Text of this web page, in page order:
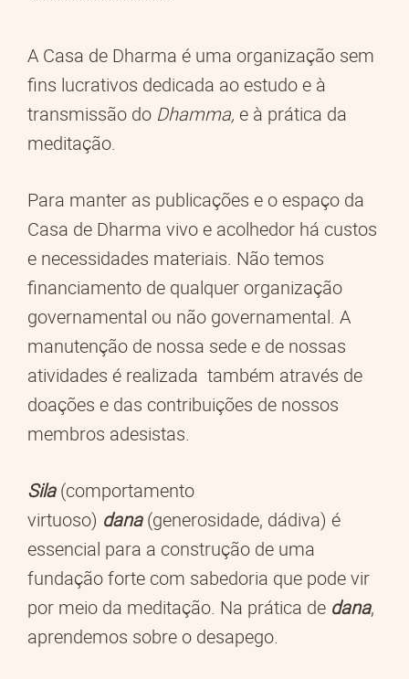
A Casa de Dharma é uma organização sem
fins lucrativos dedicada ao estudo e à
transmissão do Dhamma, e à prática da
meditação.
Para manter as publicações e o espaço da
Casa de Dharma vivo e acolhedor há custos
e necessidades materiais. Não temos
financiamento de qualquer organização
governamental ou não governamental. A
manutenção de nossa sede e de nossas
atividades é realizada também através de
doações e das contribuições de nossos
membros adesistas.
Sila(comportamento
virtuoso) dana(generosidade, dádiva) é
essencial para a construção de uma
fundação forte com sabedoria que pode vir
por meio da meditação. Na prática de dana,
aprendemos sobre o desapego.